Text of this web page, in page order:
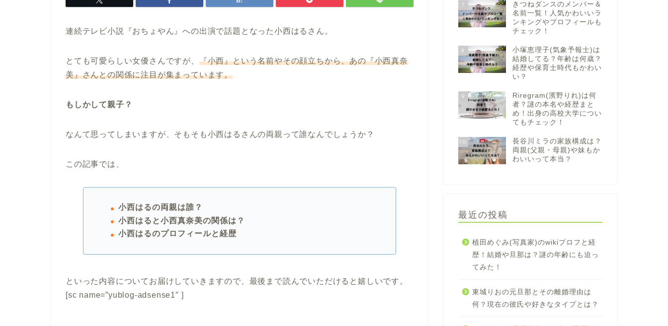
連続テレビ小説『おちょやん』への出演で話題となった小西はるさん。
とても可愛らしい女優さんですが、 『小西』という名前やその顔立ちから、あの『小西真奈
美』さんとの関係に注目が集まっています。
もしかして親子？
なんて思ってしまいますが、そもそも小西はるさんの両親って誰なんでしょうか？
この記事では、
小西はるの両親は誰？
小西はると小西真奈美の関係は？
小西はるのプロフィールと経歴
といった内容についてお届けしていきますので、最後まで読んでいただけると嬉しいです。
[sc name=”yublog-adsense1″ ]
7
きつねダンスのメンバー＆
名前一覧！人気かわいいラ
ンキングやプロフィールも
チェック！
8
小塚恵理子(気象予報士)は
結婚してる？年齢は何歳？
経歴や保育士時代もかわい
い？
9
Riregram(濱野りれ)は何
者？謎の本名や経歴まと
め！出身の高校大学につい
てもチェック！
10
長谷川ミラの家族構成は？
両親(父親・母親)や妹もか
わいいって本当？
最近の投稿
植田めぐみ(写真家)のwikiプロフと経
歴！結婚や旦那は？謎の年齢にも迫っ
てみた！
東城りおの元旦那とその離婚理由は
何？現在の彼氏や好きなタイプとは？